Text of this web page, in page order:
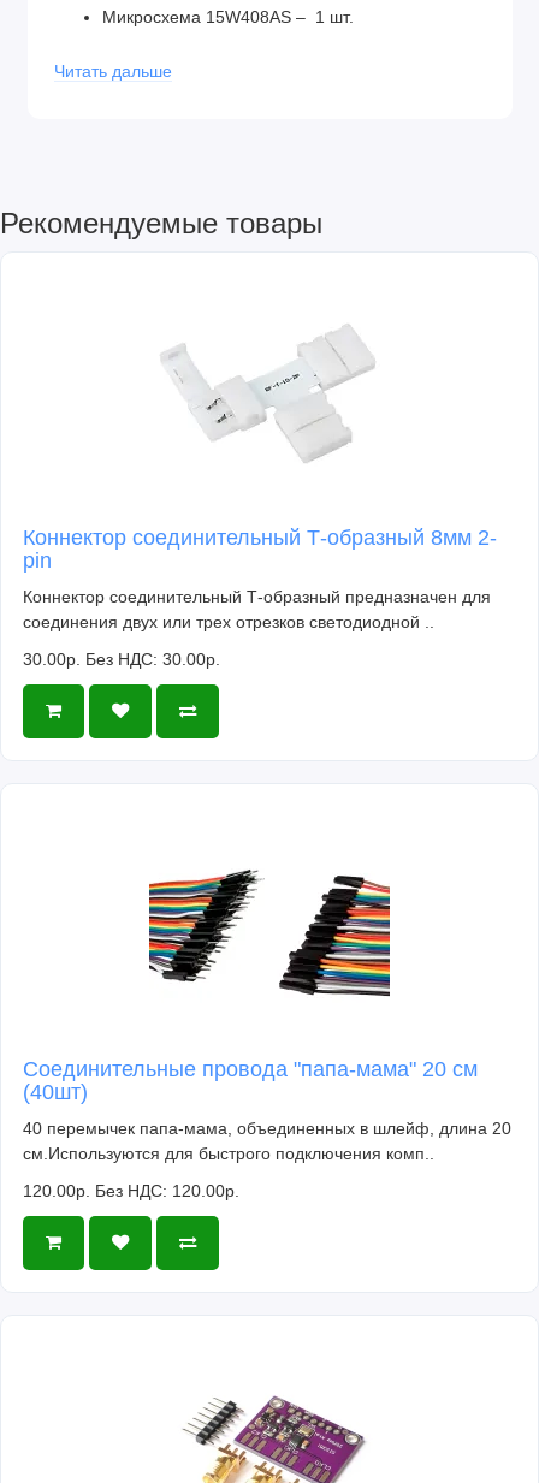
Микросхема 15W408AS – 1 шт.
Керамический конденсатор 22 – 3 шт.
Резистор 10 КоМ – 3 шт.
Дисплей – 4 шт.
Что потребуется для сборки:
Бокорезы
Рекомендуется применять припой ПОС 61 с
канифолью или аналогичный.
время пайки каждого контакта не должно
превышать 2-3 сек.
Элементы устанавливаются на свои места и
пропаиваются с каждой стороны. Все выводы
элементов соединяются к соответствующей
между собой недопустимо.
Видео работы устройства
Читать дальше
Рекомендуемые товары
Коннектор соединительный Т-образный 8мм 2-
pin
Коннектор соединительный Т-образный предназначен для
соединения двух или трех отрезков светодиодной ..
30.00р. Без НДС: 30.00р.
Соединительные провода "папа-мама" 20 см
(40шт)
40 перемычек папа-мама, объединенных в шлейф, длина 20
см.Используются для быстрого подключения комп..
120.00р. Без НДС: 120.00р.